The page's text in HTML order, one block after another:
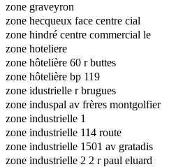
zone graveyron
zone hecqueux face centre cial
carrefour market
zone hindré centre commercial le
pommerais 55 r montfort
zone hoteliere
zone hôtelière 60 r buttes
zone hôtelière bp 119
zone idustrielle r brugues
zone induspal av frères montgolfier
zone industrielle 1
zone industrielle 114 route
départementale 306
zone industrielle 1501 av gratadis
zone industrielle 2 2 r paul eluard